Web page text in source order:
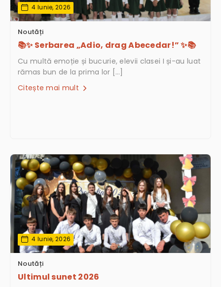
4 Iunie, 2026
Noutăți
📚✨ Serbarea „Adio, drag Abecedar!” ✨📚
Cu multă emoție și bucurie, elevii clasei I și-au luat
rămas bun de la prima lor […]
Citește mai mult
4 Iunie, 2026
Noutăți
Ultimul sunet 2026